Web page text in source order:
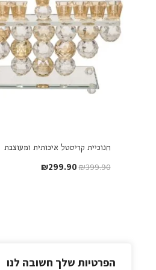
הפרטיות שלך חשובה לנו
חנוכיית קריסטל איכותית ומעוצבת
₪399.90
המחיר
₪299.90 המחיר